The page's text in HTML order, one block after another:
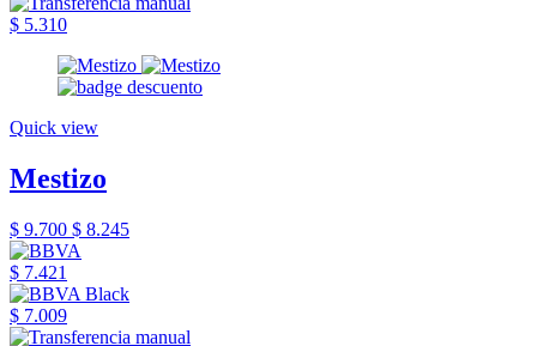
$ 5.310
Quick view
Mestizo
$ 9.700 $ 8.245
$ 7.421
$ 7.009